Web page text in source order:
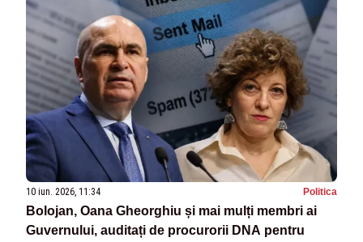
10 iun. 2026, 11:34 Politica
Bolojan, Oana Gheorghiu și mai mulți membri ai
Guvernului, auditați de procurorii DNA pentru